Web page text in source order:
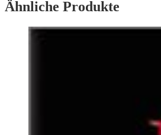
Ähnliche Produkte